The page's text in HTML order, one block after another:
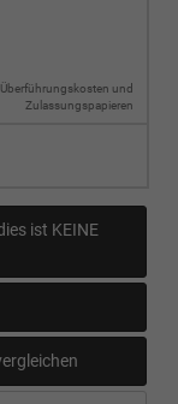
und
Zulassungspapieren
ist KEINE